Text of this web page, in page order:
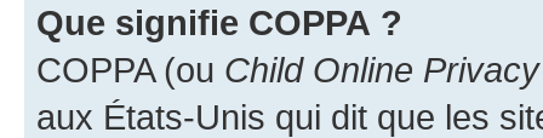
Que signifie COPPA ?
COPPA (ou Child Online
aux États-Unis qui dit que les